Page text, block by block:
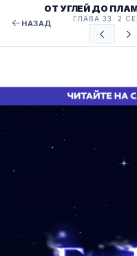
НАЗАД
ОТ УГЛЕЙ ДО
ГЛАВА 33: 2